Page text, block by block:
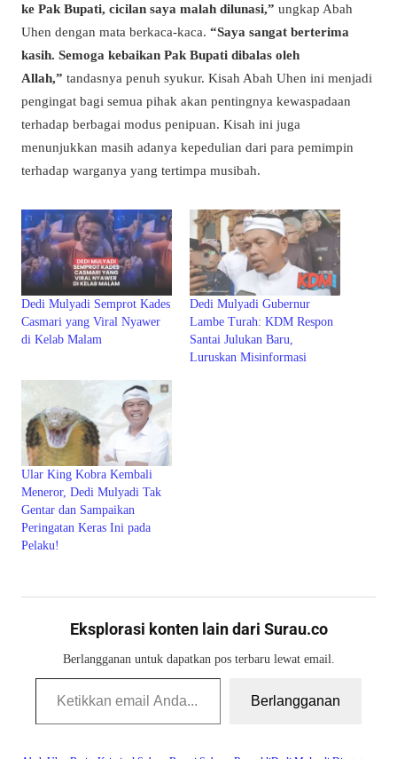
ke Pak Bupati, cicilan saya malah dilunasi,” ungkap Abah
Uhen dengan mata berkaca-kaca. “Saya sangat berterima
kasih. Semoga kebaikan Pak Bupati dibalas oleh
Allah,” tandasnya penuh syukur. Kisah Abah Uhen ini menjadi
pengingat bagi semua pihak akan pentingnya kewaspadaan
terhadap berbagai modus penipuan. Kisah ini juga
menunjukkan masih adanya kepedulian dari para pemimpin
terhadap warganya yang tertimpa musibah.
Dedi Mulyadi Semprot Kades
Casmari yang Viral Nyawer
di Kelab Malam
Dedi Mulyadi Gubernur
Lambe Turah: KDM Respon
Santai Julukan Baru,
Luruskan Misinformasi
Ular King Kobra Kembali
Meneror, Dedi Mulyadi Tak
Gentar dan Sampaikan
Peringatan Keras Ini pada
Pelaku!
Eksplorasi konten lain dari Surau.co
Berlangganan untuk dapatkan pos terbaru lewat email.
Ketikkan email Anda...
Berlangganan